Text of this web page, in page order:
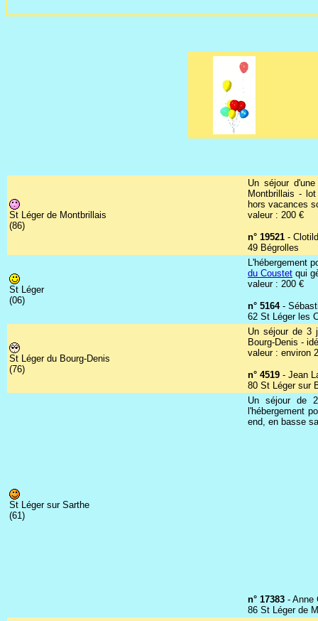
St Léger de Montbrillais
(86)
Un séjour
Montbrillais -
hors vacances
valeur : 200 €
n° 19521 -
49 Bégrolles
St Léger
(06)
L'hébergement
du Coustet qui
valeur : 200 €
n° 5164-
62 St Léger les
St Léger du Bourg-Denis
(76)
Un séjour de 3
Bourg-Denis -
valeur : environ
n° 4519 - Jean
80 St Léger sur
St Léger sur Sarthe
(61)
Un séjour de
l'hébergement
end, en basse
n° 17383 - Anne
86 St Léger de